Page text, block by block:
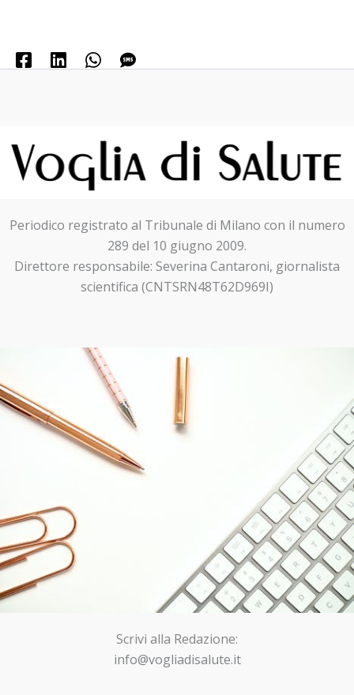
Periodico registrato al Tribunale di Milano con il numero
289 del 10 giugno 2009.
Direttore responsabile: Severina Cantaroni, giornalista
scientifica (CNTSRN48T62D969I)
Scrivi alla Redazione:
info@vogliadisalute.it